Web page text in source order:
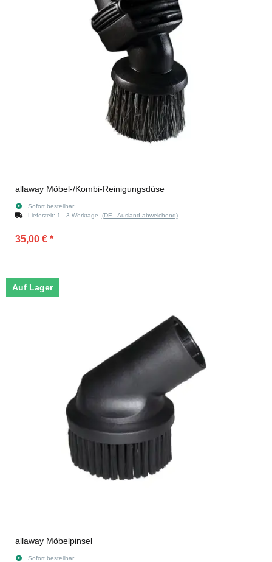
allaway Möbel-/Kombi-Reinigungsdüse
Sofort bestellbar
Lieferzeit: 1 - 3 Werktage (DE - Ausland abweichend)
35,00 € *
Auf Lager
allaway Möbelpinsel
Sofort bestellbar